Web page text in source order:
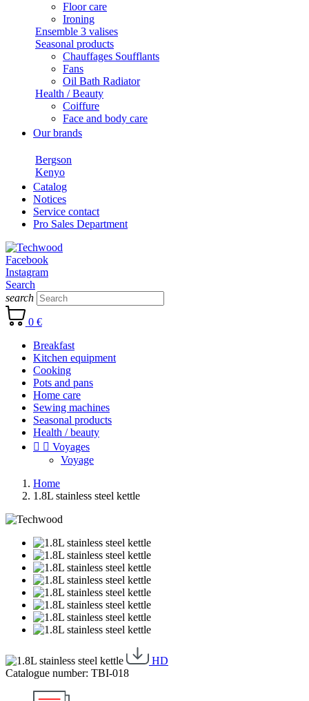
Floor care
Ironing
Ensemble 3 valises
Seasonal products
Chauffages Soufflants
Fans
Oil Bath Radiator
Health / Beauty
Coiffure
Face and body care
Our brands
Bergson
Kenyo
Catalog
Notices
Service contact
Pro Sales Department
Facebook
Instagram
Search
search
0 €
Breakfast
Kitchen equipment
Cooking
Pots and pans
Home care
Sewing machines
Seasonal products
Health / beauty
  Voyages
Voyage
Home
1.8L stainless steel kettle
HD
Catalogue number: TBI-018